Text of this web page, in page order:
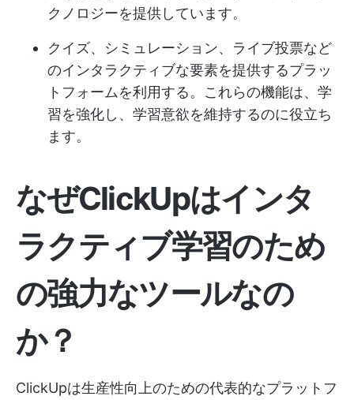
クノロジーを提供しています。
クイズ、シミュレーション、ライブ投票など
のインタラクティブな要素を提供するプラッ
トフォームを利用する。これらの機能は、学
習を強化し、学習意欲を維持するのに役立ち
ます。
なぜClickUpはインタ
ラクティブ学習のため
の強力なツールなの
か？
ClickUpは生産性向上のための代表的なプラットフ